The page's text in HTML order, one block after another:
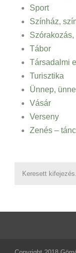
Sport
Színház,
Tábor
Társadalmi
Turisztika
Ünnep,
Vásár
Verseny
Zenés –